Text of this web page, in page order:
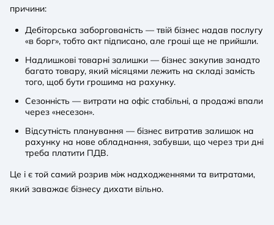
причини:
Дебіторська заборгованість — твій бізнес надав послугу
«в борг», тобто акт підписано, але гроші ще не прийшли.
Надлишкові товарні залишки — бізнес закупив занадто
багато товару, який місяцями лежить на складі замість
того, щоб бути грошима на рахунку.
Сезонність — витрати на офіс стабільні, а продажі впали
через «несезон».
Відсутність планування — бізнес витратив залишок на
рахунку на нове обладнання, забувши, що через три дні
треба платити ПДВ.
Це і є той самий розрив між надходженнями та витратами,
який заважає бізнесу дихати вільно.